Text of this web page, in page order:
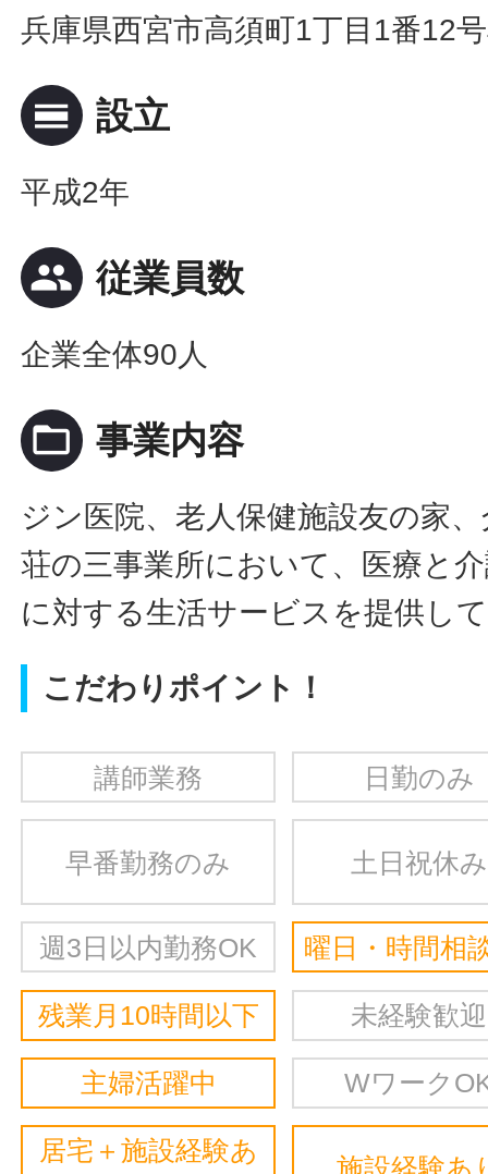
兵庫県西宮市高須町1丁目1番12
calendar_view_day 設立
平成2年
people 従業員数
企業全体90人
folder_open 事業内容
ジン医院、老人保健施設友の家
荘の三事業所において、医療と
に対する生活サービスを提供し
こだわりポイント！
講師業務 日勤のみ
早番勤務のみ 土日祝休み
週3日以内勤務OK 曜日・時間相
残業月10時間以下 未経験歓迎
主婦活躍中 Wワーク
居宅＋施設経験あ